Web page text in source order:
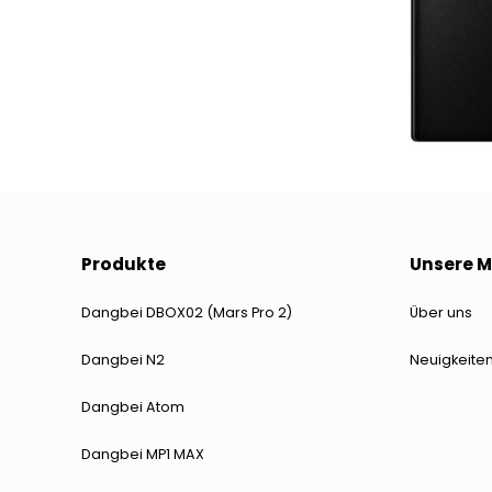
Produkte
Dangbei DBOX02 (Mars Pro 2)
Dangbei N2
Dangbei Atom
Dangbei MP1 MAX
Unsere
Über uns
Neuigkeiten